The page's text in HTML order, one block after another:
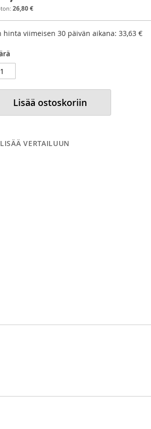
26,80 €
hinta viimeisen 30 päivän aikana: 33,63 €
Lisää ostoskoriin
LISÄÄ VERTAILUUN